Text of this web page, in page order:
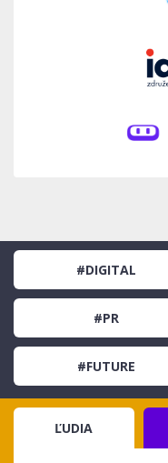
#DIGITAL
#PR
#FUTURE
ĽUDIA